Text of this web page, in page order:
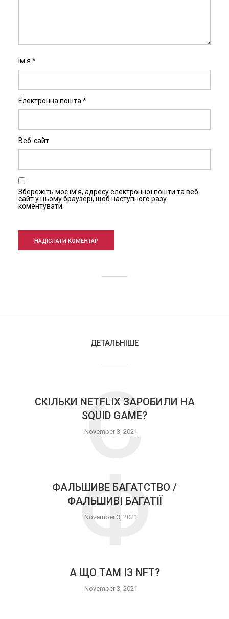
ByYuriy Gnatyuk InFinance 1 хв читання
Ім'я *
Електронна пошта *
Веб-сайт
Збережіть моє ім’я, адресу електронної пошти та веб-
сайт у цьому браузері, щоб наступного разу
коментувати.
ДЕТАЛЬНІШЕ
СКІЛЬКИ NETFLIX ЗАРОБИЛИ НА
SQUID GAME?
November 3, 2021
С
ФАЛЬШИВЕ БАГАТСТВО /
ФАЛЬШИВІ БАГАТІЇ
November 3, 2021
Ф
​А ЩО ТАМ ІЗ NFT?
November 3, 2021